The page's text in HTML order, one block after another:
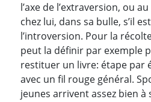
l’axe de l’extraversion, ou
chez lui, dans sa bulle, s’il
l’introversion. Pour la
peut la définir par exemple
restituer un livre: étape par
avec un fil rouge général.
jeunes arrivent assez bien à